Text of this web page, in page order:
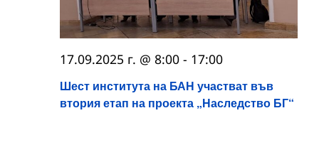
Шест института на БАН участват във
втория етап на проекта „Наследство БГ“
17.09.2025 г. @ 8:00 - 17:00